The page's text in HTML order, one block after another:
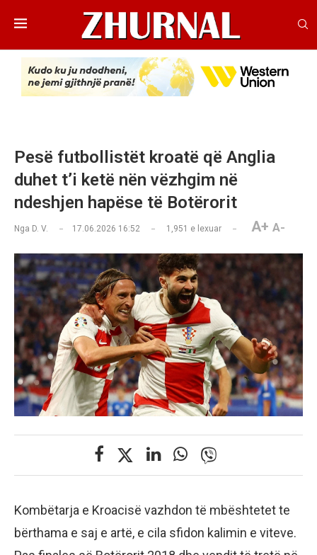
Pesë futbollistët kroatë që Anglia
duhet t’i ketë nën vëzhgim në
ndeshjen hapëse të Botërorit
Nga D. V. 17.06.2026 16:52 1,951 e lexuar A+ A-
Kombëtarja e Kroacisë vazhdon të mbështetet te
bërthama e saj e artë, e cila sfidon kalimin e viteve.